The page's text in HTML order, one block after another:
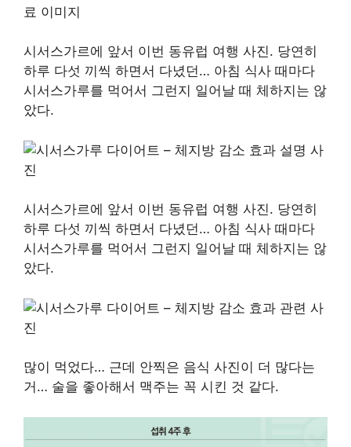
시서스가르에 앞서 이번 동유럽 여행 사진. 당연히
하루 다섯 끼씩 하면서 다녔던… 아침 식사 때마다
시서스가루를 먹어서 그런지 일어날 때 체하지는 않
았다.
시서스가르에 앞서 이번 동유럽 여행 사진. 당연히
하루 다섯 끼씩 하면서 다녔던… 아침 식사 때마다
시서스가루를 먹어서 그런지 일어날 때 체하지는 않
았다.
많이 먹었다… 근데 안찍은 음식 사진이 더 많다는
거… 술을 좋아해서 맥주는 꼭 시킨 것 같다.